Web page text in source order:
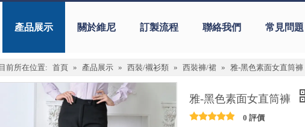
產品展示 關於維尼 訂製流程 聯絡我們 常見問題
目前所在位置: 首頁 » 產品展示 » 西裝/襯衫類 » 西裝褲/裙 » 雅-黑色素面女直筒褲
雅-黑色素面女直筒褲
0 評價